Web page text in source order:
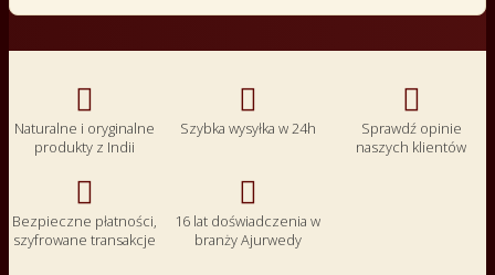

Naturalne i oryginalne
produkty z Indii

Szybka wysyłka w 24h

Sprawdź opinie
naszych klientów

Bezpieczne płatności,
szyfrowane transakcje

16 lat doświadczenia w
branży Ajurwedy